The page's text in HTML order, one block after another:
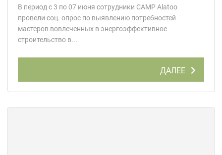
В период с 3 по 07 июня сотрудники CAMP Alatoo
провели соц. опрос по выявлению потребностей
мастеров вовлеченных в энергоэффективное
строительство в...
ДАЛЕЕ